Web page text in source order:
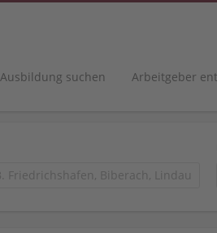
Ausbildung suchen Arbeitgeber